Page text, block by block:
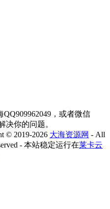
QQ909962049，或者微信
决你的问题。
© 2019-2026 大海资源网 - All
- 本站稳定运行在莱卡云